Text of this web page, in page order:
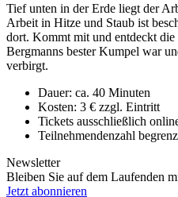
Tief unten in der Erde liegt der
Arbeit in Hitze und Staub ist
dort. Kommt mit und entdeckt
Bergmanns bester Kumpel war
verbirgt.
Dauer: ca. 40 Minuten
Kosten: 3 € zzgl. Eintritt
Tickets ausschließlich
Teilnehmendenzahl
Newsletter
Bleiben Sie auf dem Laufenden
Jetzt abonnieren